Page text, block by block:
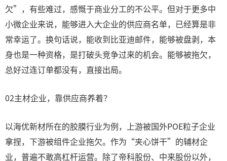
欠”，有些难过，感慨于商业分工的不公平。但对于更多中
小微企业来说，能够进入大企业的供应商名单，已经算是非
常幸运了。换句话说，能收到比亚迪邮件，能够被盘剥，本
身也是一种资格，是打破头竞争过来的机会。能够被拖欠，
总好过连订单都没有，直接出局。
02主材企业，靠供应商养着？
以海优新材所在的胶膜行业为例，上游被国外POE粒子企业
拿捏，下游被组件企业拖欠。作为“夹心饼干”的辅材企
业，普遍不敢高杠杆运营。除了帝科股份、中来股份以外，